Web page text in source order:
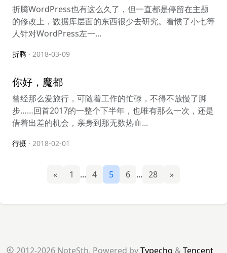
折腾WordPress也有这么久了，但一直都是停留在主题
的修改上，数据库层面的东西很少去研究。看惯了小七等
人针对WordPress左一...
折腾 · 2018-03-09
你好，魔都
曾经那么爱旅行，可随着工作的忙碌，不得不放慢了脚
步……回首2017的一整个下半年，也唯有那么一次，还是
借着出差的机会，亲身到那无数热血...
行摄 · 2018-02-01
« 1 ... 4 5 6 ... 28 »
2012-2026 NoteSth. Powered byTypecho & Tencent